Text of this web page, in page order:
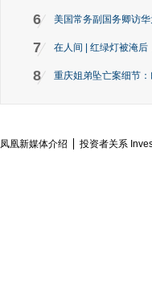
6 美国常务副国务卿访
7 在人间 | 红绿灯被淹后
8 重庆姐弟坠亡案细节
凤凰新媒体介绍 投资者关系